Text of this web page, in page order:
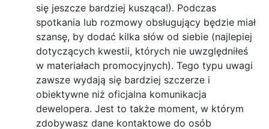
się jeszcze bardziej kusząca!). Podczas
spotkania lub rozmowy obsługujący będzie miał
szansę, by dodać kilka słów od siebie (najlepiej
dotyczących kwestii, których nie uwzględniłeś
w materiałach promocyjnych). Tego typu uwagi
zawsze wydają się bardziej szczerze i
obiektywne niż oficjalna komunikacja
dewelopera. Jest to także moment, w którym
zdobywasz dane kontaktowe do osób